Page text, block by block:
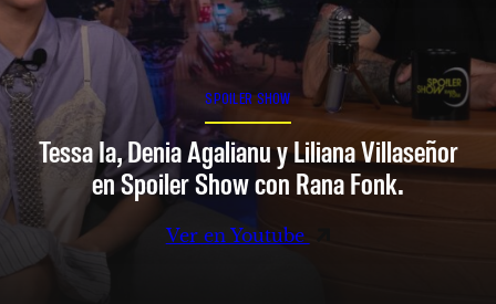
SPOILER SHOW
Tessa Ia, Denia Agalianu y Liliana Villaseñor
en Spoiler Show con Rana Fonk.
Ver en Youtube